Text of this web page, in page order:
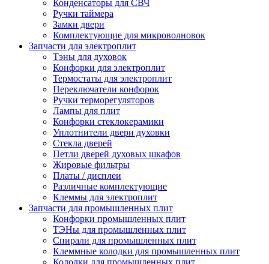
Конденсаторы для СВЧ
Ручки таймера
Замки двери
Комплектующие для микроволновок
Запчасти для электроплит
Тэны для духовок
Конфорки для электроплит
Термостаты для электроплит
Переключатели конфорок
Ручки терморегуляторов
Лампы для плит
Конфорки стеклокерамики
Уплотнители двери духовки
Стекла дверей
Петли дверей духовых шкафов
Жировые фильтры
Платы / дисплеи
Различные комплектующие
Клеммы для электроплит
Запчасти для промышленных плит
Конфорки промышленных плит
ТЭНы для промышленных плит
Спирали для промышленных плит
Клеммные колодки для промышленных плит